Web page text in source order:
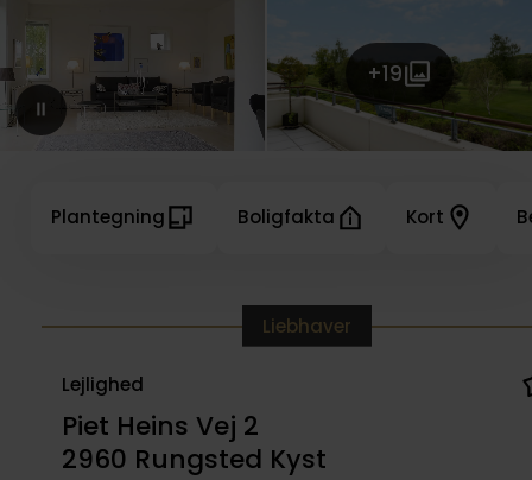
+19
Liebhaver
Lejlighed
Piet Heins Vej 2
2960 Rungsted Kyst
Plantegning Boligfakta Kort